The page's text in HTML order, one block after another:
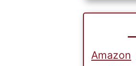
Amazon